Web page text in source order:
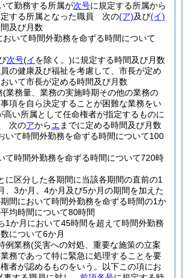
て勤務する所属が次号に規定する所属から
定する所属となった職員 次の(ア)及び(イ)
及び月数
おいて時間外勤務を命ずる時間について
次号(イを除く。)に規定する時間及び月数
の健康及び福祉を考慮して、市長が定め
いて市長が定める時間及び月数
(業務量、業務の実施時期その他の業務の
項を自ら決定することが困難な業務をい
高い所属として任命権者が指定するものに
次のアからエ までに定める時間及び月数
いて時間外勤務を命ずる時間について100
て時間外勤務を命ずる時間について720時
に区分した各期間に当該各期間の直前の1
、3か月、4か月及び5か月の期間を加えた
間において時間外勤務を命ずる時間の1か
均時間について80時間
1か月において45時間を超えて時間外勤務
について6か月
例業務(災害への対処、重要な施策の立案
務であって特に緊急に処理することを要
者が認めるものをいう。以下この項にお